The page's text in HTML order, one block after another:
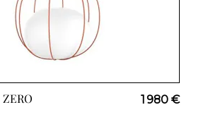
ZERO 1 980 €